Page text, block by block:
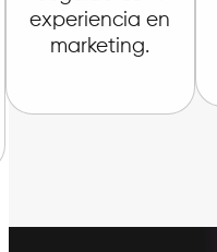
experiencia en
marketing.